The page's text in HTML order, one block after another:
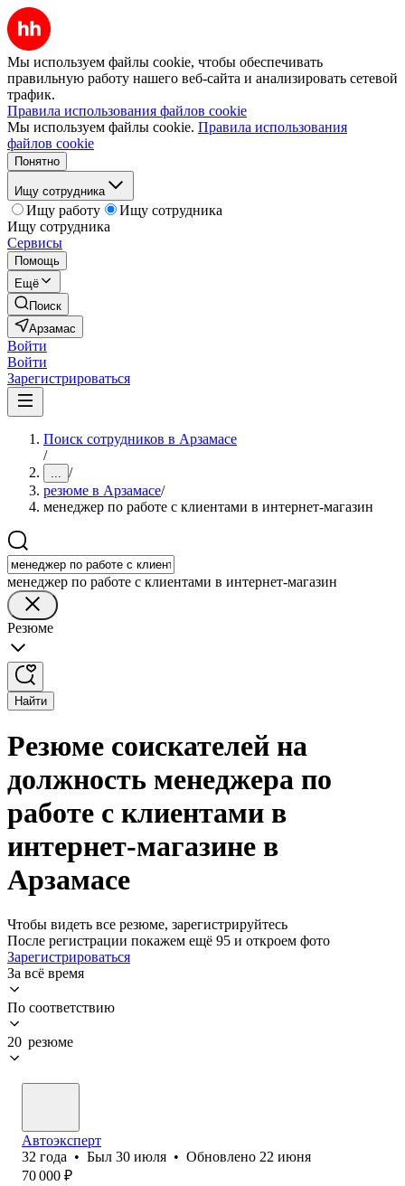
Мы используем файлы cookie, чтобы обеспечивать
правильную работу нашего веб-сайта и анализировать сетевой
трафик.
Правила использования файлов cookie
Мы используем файлы cookie. Правила использования
файлов cookie
Понятно
Ищу сотрудника
Ищу работу
Ищу сотрудника
Ищу сотрудника
Сервисы
Помощь
Ещё
Поиск
Арзамас
Войти
Войти
Зарегистрироваться
Поиск сотрудников в Арзамасе
/
... /
резюме в Арзамасе/
менеджер по работе с клиентами в интернет-магазин
менеджер по работе с клиентами в интернет-магазин
Резюме
Найти
Резюме соискателей на
должность менеджера по
работе с клиентами в
интернет-магазине в
Арзамасе
Чтобы видеть все резюме, зарегистрируйтесь
После регистрации покажем ещё 95 и откроем фото
Зарегистрироваться
За всё время
По соответствию
20 резюме
Автоэксперт
32 года • Был 30 июля • Обновлено 22 июня
70 000 ₽